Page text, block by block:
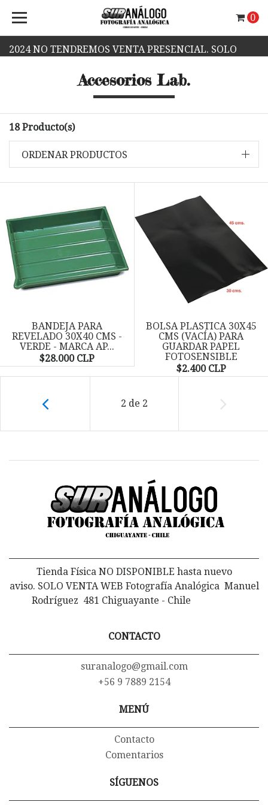
2024 NO TENDREMOS VENTA PRESENCIAL. SOLO
0
Accesorios Lab.
18 Producto(s)
ORDENAR PRODUCTOS
BANDEJA PARA
REVELADO 30X40 CMS -
VERDE - MARCA AP...
$28.000 CLP
BOLSA PLASTICA 30X45
CMS (VACÍA) PARA
GUARDAR PAPEL
FOTOSENSIBLE
$2.400 CLP
2 de 2
Tienda Física NO DISPONIBLE hasta nuevo
aviso. SOLO VENTA WEB Fotografía Analógica Manuel
Rodríguez 481 Chiguayante - Chile
CONTACTO
suranalogo@gmail.com
+56 9 7889 2154
MENÚ
Contacto
Comentarios
SÍGUENOS